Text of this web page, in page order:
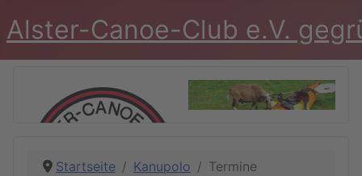
Alster-Canoe-Club e.V.
Startseite Kanupolo Termine